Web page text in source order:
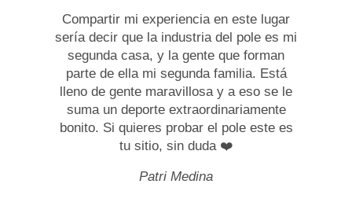
Compartir mi experiencia en este lugar
sería decir que la industria del pole es mi
segunda casa, y la gente que forman
parte de ella mi segunda familia. Está
lleno de gente maravillosa y a eso se le
suma un deporte extraordinariamente
bonito. Si quieres probar el pole este es
tu sitio, sin duda ❤️
Patri Medina